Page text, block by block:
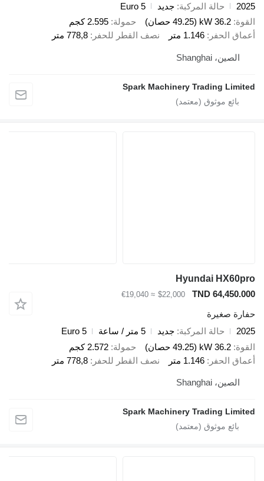
حالة المركبة جديد
Euro 5
36.2 kW (49.25 حصان) حمولة 2.595 كجم
الحفر 1.146 متر نصف القطر للحفر 778,8 متر
الصين، Shanghai
Spark Machinery Trading
Hyundai
TND
$22,000
≈ €19,040
صغيرة
حالة المركبة جديد 5 متر / ساعة
Euro 5
36.2 kW (49.25 حصان) حمولة 2.572 كجم
الحفر 1.146 متر نصف القطر للحفر 778,8 متر
الصين، Shanghai
Spark Machinery Trading